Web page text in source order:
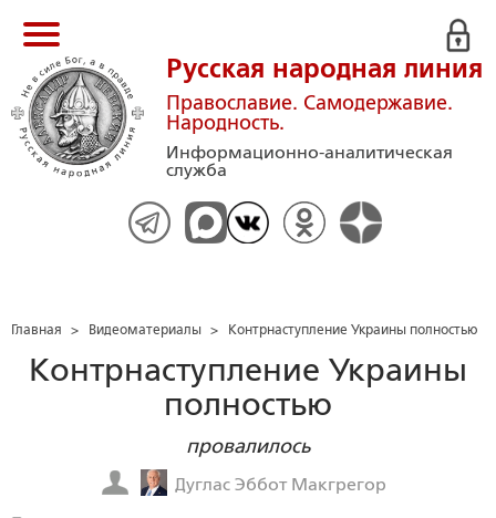
Русская народная линия
Православие. Самодержавие.
Народность.
Информационно-аналитическая
служба
Главная > Видеоматериалы > Контрнаступление Украины полностью
Контрнаступление Украины
полностью
провалилось
Дуглас Эббот Макгрегор